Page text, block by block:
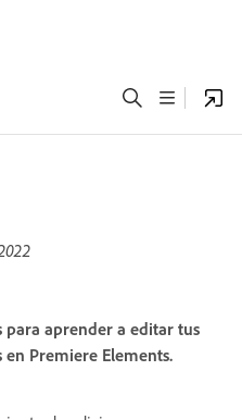
para aprender a editar tus
en Premiere Elements.